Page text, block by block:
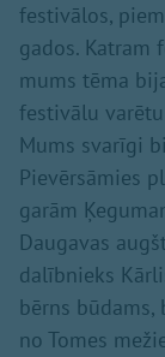
festivālos,
gados. Katram
mums tēma
festivālu
Mums svarīgi
Pievērsāmies
garām
Daugavas
dalībnieks
bērns
no Tomes